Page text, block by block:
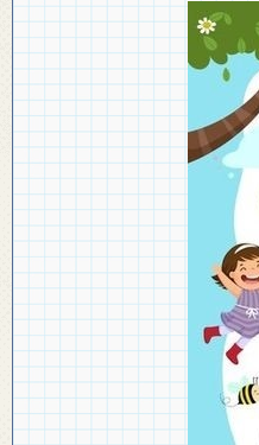
◎ PROFESORI
◎
◎
◎ PLAN DE